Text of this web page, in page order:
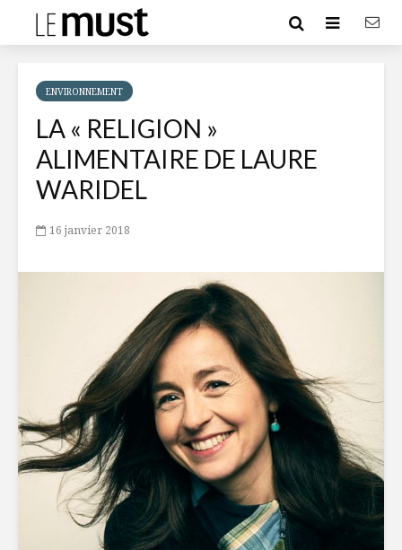
ENVIRONNEMENT
LA « RELIGION »
ALIMENTAIRE DE LAURE
WARIDEL
16 janvier 2018
10 façons de mieux
manger pour la
planète
La « religion »
alimentaire de
Vers un
déchet
Eau